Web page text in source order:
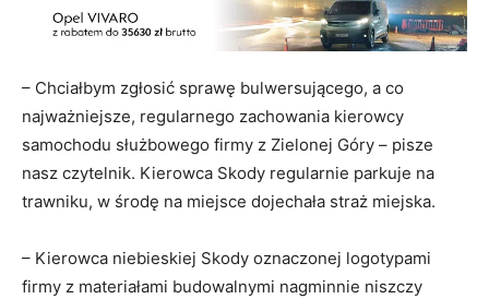
– Chciałbym zgłosić sprawę bulwersującego, a co
najważniejsze, regularnego zachowania kierowcy
samochodu służbowego firmy z Zielonej Góry – pisze
nasz czytelnik. Kierowca Skody regularnie parkuje na
trawniku, w środę na miejsce dojechała straż miejska.
– Kierowca niebieskiej Skody oznaczonej logotypami
firmy z materiałami budowalnymi nagminnie niszczy